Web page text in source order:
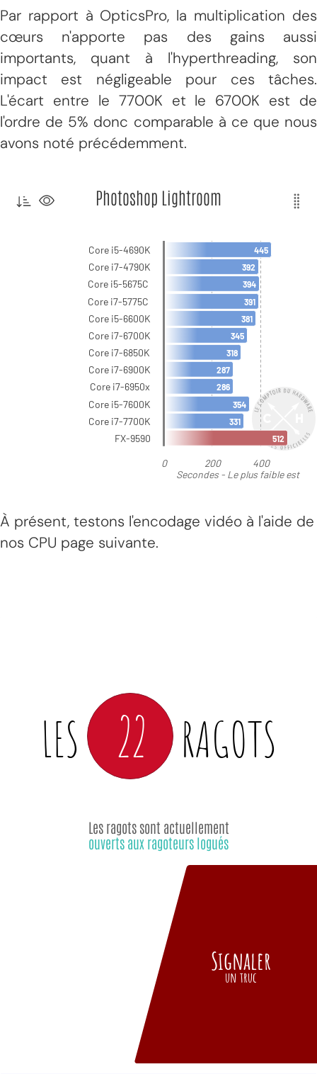
Par rapport à OpticsPro, la multiplication des
cœurs n'apporte pas des gains aussi
importants, quant à l'hyperthreading, son
impact est négligeable pour ces tâches.
L'écart entre le 7700K et le 6700K est de
l'ordre de 5% donc comparable à ce que nous
avons noté précédemment.
À présent, testons l'encodage vidéo à l'aide de
nos CPU page suivante.
LES 22 RAGOTS
Les ragots sont actuellement
ouverts aux ragoteurs logués
Signaler
un truc